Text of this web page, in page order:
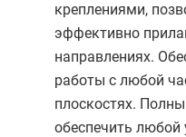
креплениями,
эффективно
направлениях.
работы с любой
плоскостях.
обеспечить любой